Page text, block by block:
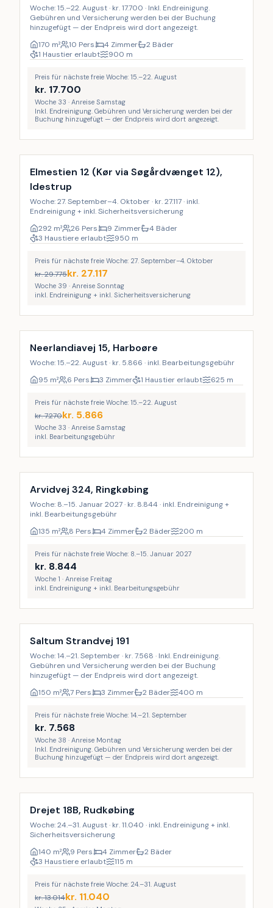
Woche: 15.–22. August · kr. 17.700 · Inkl. Endreinigung.
Gebühren und Versicherung werden bei der Buchung
hinzugefügt — der Endpreis wird dort angezeigt.
170 m² 10 Pers. 4 Zimmer
2 Bäder
1 Haustier erlaubt
900 m
Preis für nächste freie Woche: 15.–22. August
kr. 17.700
Woche 33 · Anreise Samstag
Inkl. Endreinigung. Gebühren und Versicherung werden bei der
Buchung hinzugefügt — der Endpreis wird dort angezeigt.
Inkl. Endreinigung
Elmestien 12 (Kør via Søgårdvænget 12),
Idestrup
Woche: 27. September–4. Oktober · kr. 27.117 · inkl.
Endreinigung + inkl. Sicherheitsversicherung
292 m² 26 Pers. 9 Zimmer
4 Bäder
3 Haustiere erlaubt
950 m
Preis für nächste freie Woche: 27. September–4. Oktober
kr.29.775kr. 27.117
Woche 39 · Anreise Sonntag
inkl. Endreinigung + inkl. Sicherheitsversicherung
LAST MINUTE
Neerlandiavej 15, Harboøre
Woche: 15.–22. August · kr. 5.866 · inkl. Bearbeitungsgebühr
95 m² 6 Pers. 3 Zimmer 1 Haustier erlaubt 625 m
Preis für nächste freie Woche: 15.–22. August
kr.7.270kr. 5.866
Woche 33 · Anreise Samstag
inkl. Bearbeitungsgebühr
Inkl. Endreinigung
Arvidvej 324, Ringkøbing
Woche: 8.–15. Januar 2027 · kr. 8.844 · inkl. Endreinigung +
inkl. Bearbeitungsgebühr
135 m² 8 Pers. 4 Zimmer 2 Bäder 200 m
Preis für nächste freie Woche: 8.–15. Januar 2027
kr. 8.844
Woche 1 · Anreise Freitag
inkl. Endreinigung + inkl. Bearbeitungsgebühr
Inkl. Endreinigung
Saltum Strandvej 191
Woche: 14.–21. September · kr. 7.568 · Inkl. Endreinigung.
Gebühren und Versicherung werden bei der Buchung
hinzugefügt — der Endpreis wird dort angezeigt.
150 m² 7 Pers. 3 Zimmer 2 Bäder 400 m
Preis für nächste freie Woche: 14.–21. September
kr. 7.568
Woche 38 · Anreise Montag
Inkl. Endreinigung. Gebühren und Versicherung werden bei der
Buchung hinzugefügt — der Endpreis wird dort angezeigt.
LAST MINUTE
Inkl. Endreinigung
Drejet 18B, Rudkøbing
Woche: 24.–31. August · kr. 11.040 · inkl. Endreinigung + inkl.
Sicherheitsversicherung
140 m² 9 Pers. 4 Zimmer
2 Bäder
3 Haustiere erlaubt
115 m
Preis für nächste freie Woche: 24.–31. August
kr.13.014kr. 11.040